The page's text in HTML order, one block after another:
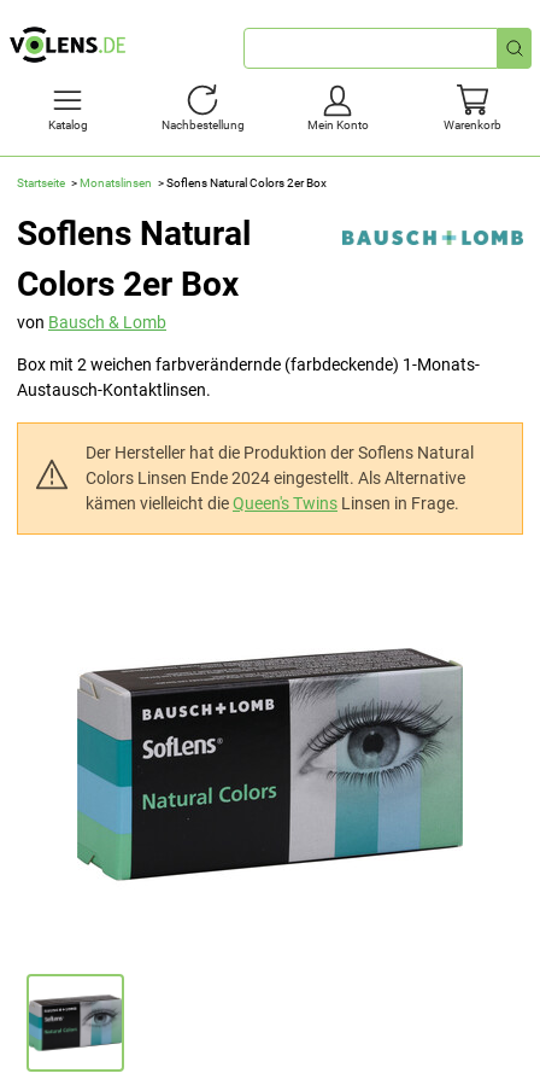
Schnellsuche
Katalog Nachbestellung Mein Konto Warenkorb
Startseite Monatslinsen Soflens Natural Colors 2er Box
Soflens Natural
Colors 2er Box
von Bausch & Lomb
Box mit 2 weichen farbverändernde (farbdeckende) 1-Monats-
Austausch-Kontaktlinsen.
Der Hersteller hat die Produktion der Soflens Natural
Colors Linsen Ende 2024 eingestellt. Als Alternative
kämen vielleicht dieQueen's Twins Linsen in Frage.